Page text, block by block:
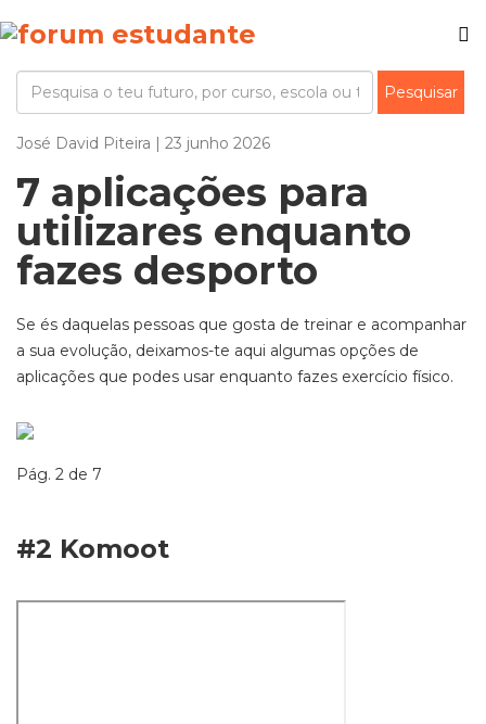
José David Piteira | 23 junho 2026
7 aplicações para
utilizares enquanto
fazes desporto
Se és daquelas pessoas que gosta de treinar e acompanhar
a sua evolução, deixamos-te aqui algumas opções de
aplicações que podes usar enquanto fazes exercício físico.
Pág. 2 de 7
#2 Komoot